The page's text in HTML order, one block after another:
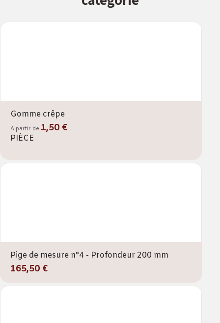
Gomme crêpe
A partir de 1,50 €
PIÈCE
Pige de mesure n°4 - Profondeur 200 mm
165,50 €